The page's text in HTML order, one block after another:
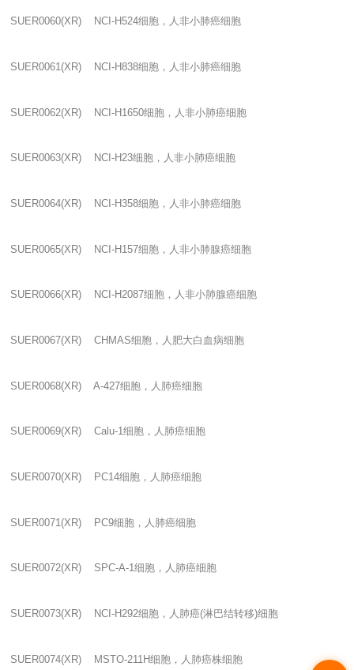
SUER0060(XR) NCI-H524细胞，人非小肺癌细胞
SUER0061(XR) NCI-H838细胞，人非小肺癌细胞
SUER0062(XR) NCI-H1650细胞，人非小肺癌细胞
SUER0063(XR) NCI-H23细胞，人非小肺癌细胞
SUER0064(XR) NCI-H358细胞，人非小肺癌细胞
SUER0065(XR) NCI-H157细胞，人非小肺腺癌细胞
SUER0066(XR) NCI-H2087细胞，人非小肺腺癌细胞
SUER0067(XR) CHMAS细胞，人肥大白血病细胞
SUER0068(XR) A-427细胞，人肺癌细胞
SUER0069(XR) Calu-1细胞，人肺癌细胞
SUER0070(XR) PC14细胞，人肺癌细胞
SUER0071(XR) PC9细胞，人肺癌细胞
SUER0072(XR) SPC-A-1细胞，人肺癌细胞
SUER0073(XR) NCI-H292细胞，人肺癌(淋巴结转移)细胞
SUER0074(XR) MSTO-211H细胞，人肺癌株细胞